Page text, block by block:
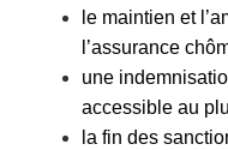
le maintien et
l’assurance
une
accessible au
la fin des